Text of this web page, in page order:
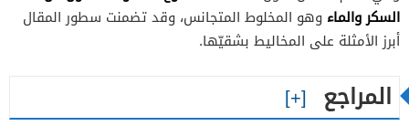
السكر والماء وهو المخلوط المتجانس، وقد تضمنت سطور المقال
أبرز الأمثلة على المخاليط بشقيّها.
المراجع